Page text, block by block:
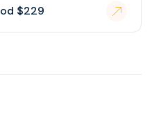
od $229